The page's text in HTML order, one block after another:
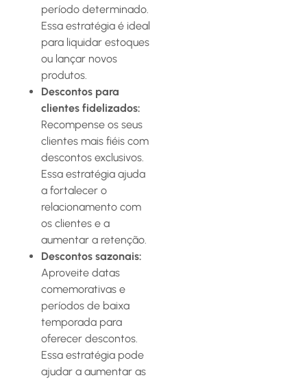
período determinado.
Essa estratégia é ideal
para liquidar estoques
ou lançar novos
produtos.
Descontos para
clientes fidelizados:
Recompense os seus
clientes mais fiéis com
descontos exclusivos.
Essa estratégia ajuda
a fortalecer o
relacionamento com
os clientes e a
aumentar a retenção.
Descontos sazonais:
Aproveite datas
comemorativas e
períodos de baixa
temporada para
oferecer descontos.
Essa estratégia pode
ajudar a aumentar as